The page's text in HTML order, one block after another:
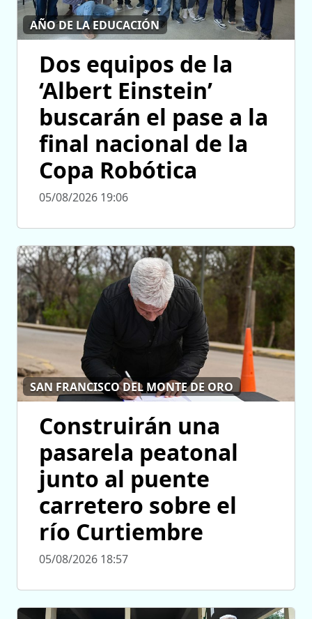
AÑO DE LA EDUCACIÓN
Dos equipos de la
‘Albert Einstein’
buscarán el pase a la
final nacional de la
Copa Robótica
05/08/2026 19:06
SAN FRANCISCO DEL MONTE DE ORO
Construirán una
pasarela peatonal
junto al puente
carretero sobre el
río Curtiembre
05/08/2026 18:57